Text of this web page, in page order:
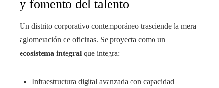
y fomento del talento
Un distrito corporativo contemporáneo trasciende la mera
aglomeración de oficinas. Se proyecta como un
ecosistema integral que integra:
Infraestructura digital avanzada con capacidad